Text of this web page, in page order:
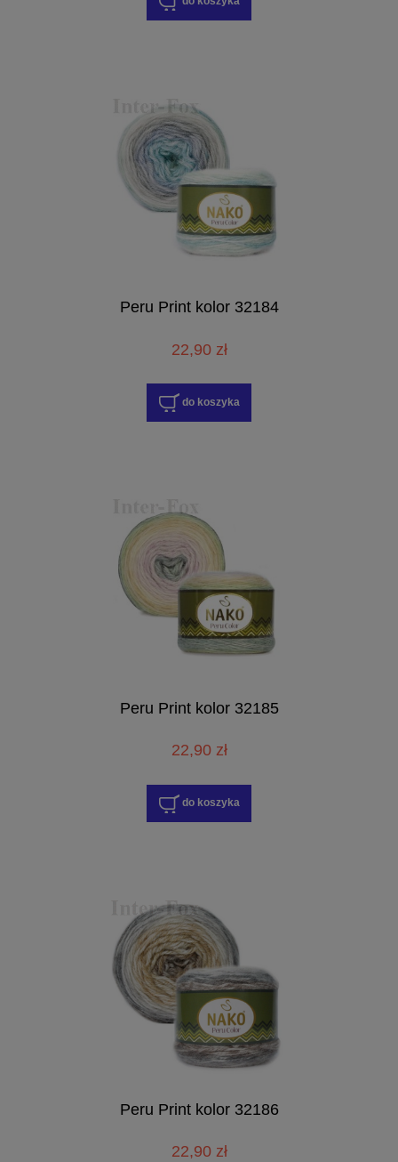
Peru Print kolor 32184
22,90 zł
do koszyka
Peru Print kolor 32185
22,90 zł
do koszyka
Peru Print kolor 32186
22,90 zł